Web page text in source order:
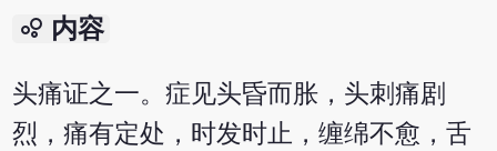
bubble_chart 内容
头痛证之一。症见头昏而胀，头刺痛剧
烈，痛有定处，时发时止，缠绵不愈，舌